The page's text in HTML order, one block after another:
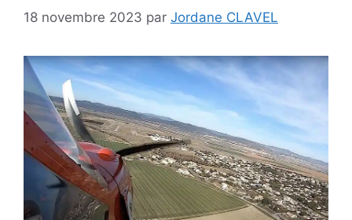
18 novembre 2023 par Jordane CLAVEL